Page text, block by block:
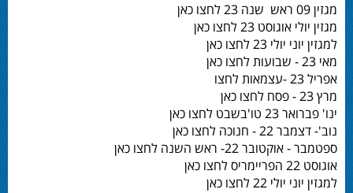
מגזין 09 ראש שנה 23 לחצו כאן
מגזין יולי אוגוסט 23 לחצו כאן
למגזין יוני יולי 23 לחצו כאן
מאי 23 - שבועות לחצו כאן
אפריל 23 -עצמאות לחצו
מרץ 23 - פסח לחצו כאן
ינו' פברואר 23 טו'בשבט לחצו כאן
נוב'- דצמבר 22 - חנוכה לחצו כאן
ספטמבר - אוקטובר 22- ראש השנה לחצו כאן
אוגוסט 22 הפריימריס לחצו כאן
למגזין יוני יולי 22 לחצו כאן